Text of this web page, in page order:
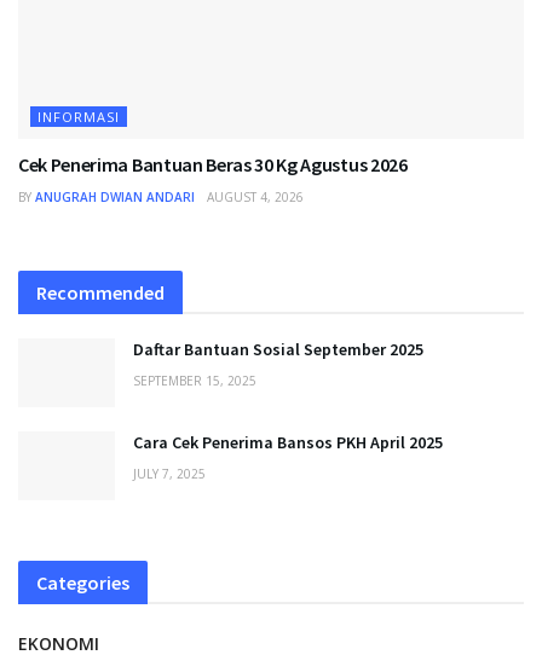
INFORMASI
Cek Penerima Bantuan Beras 30 Kg Agustus 2026
BY ANUGRAH DWIAN ANDARI AUGUST 4, 2026
Recommended
Daftar Bantuan Sosial September 2025
SEPTEMBER 15, 2025
Cara Cek Penerima Bansos PKH April 2025
JULY 7, 2025
Categories
EKONOMI